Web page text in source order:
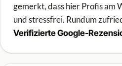
gemerkt, dass hier Profis am
und stressfrei. Rundum
Verifizierte Google-